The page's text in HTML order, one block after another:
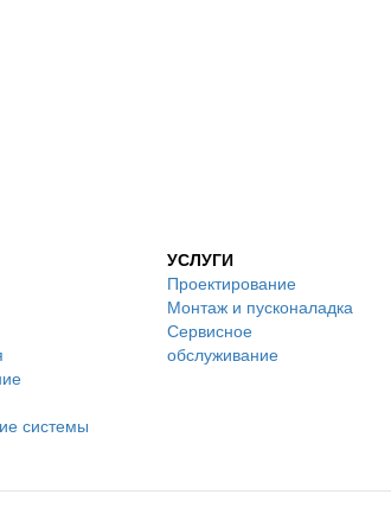
системы
УСЛУГИ
Проектирование
Монтаж и пусконаладка
Сервисное
обслуживание